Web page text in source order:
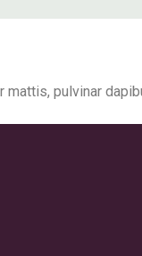
pulvinar